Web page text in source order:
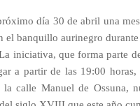
día 30 de abril una
el banquillo aurinegro
iniciativa, que forma parte
a partir de las 19:00
calle Manuel de Ossuna,